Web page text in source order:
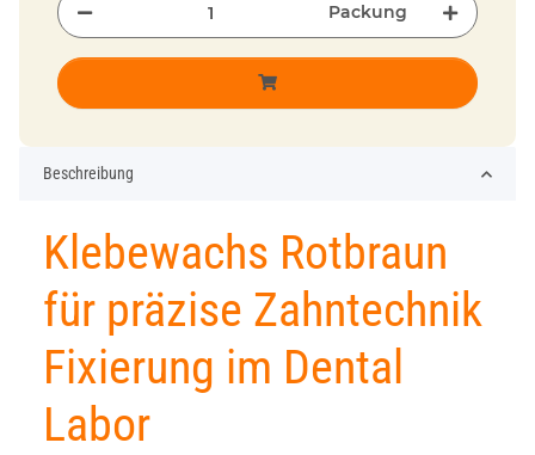
Packung
Beschreibung
Klebewachs Rotbraun
für präzise Zahntechnik
Fixierung im Dental
Labor